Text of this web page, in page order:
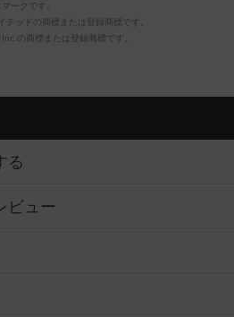
ークです。
ッドの商標または登録商標です。
の商標または登録商標です。
る
ビュー